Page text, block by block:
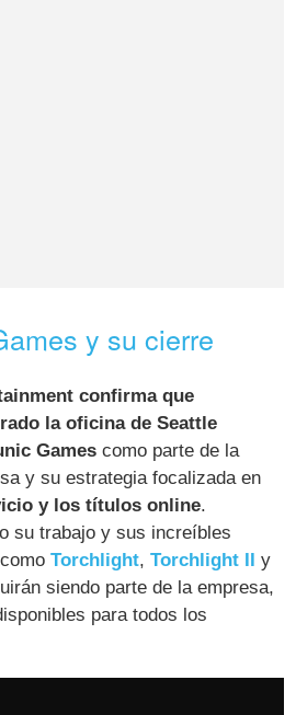
y su cierre
confirma que
la oficina de Seattle
Games como parte de la
y su estrategia focalizada en
y los títulos online.
su trabajo y sus increíbles
comoTorchlight,Torchlight II y
siendo parte de la empresa,
para todos los